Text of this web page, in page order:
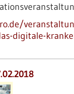
digitale-